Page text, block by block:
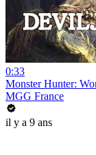
0:33
Monster Hunter:
MGG France
il y a 9 ans